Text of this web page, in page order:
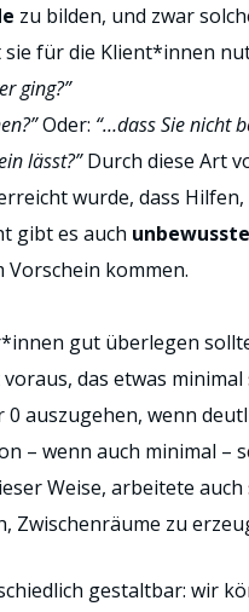
zu bilden, und zwar
für die Klient*innen
ging?”
Oder: “…dass Sie nicht
lässt?”Durch diese Art
wurde, dass
gibt es auch unbewusste
Vorschein kommen.
gut überlegen
das etwas
auszugehen, wenn
– wenn auch minimal –
Weise, arbeitete auch
Zwischenräume zu
gestaltbar: wir